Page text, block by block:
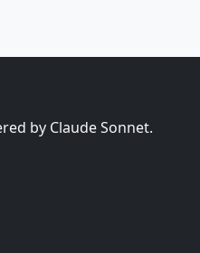
by Claude Sonnet.